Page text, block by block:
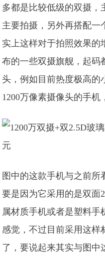
多都是比较低级的双摄，
主要拍摄，另外再搭配一
实上这样对于拍照效果的
布的一些双摄旗舰，起码
头，例如目前热度极高的
1200万像素摄像头的手机
图中的这款手机与之前
要是因为它采用的是双面
属材质手机或者是塑料手
感觉，不过目前采用这样
了，要说起来其实与图中